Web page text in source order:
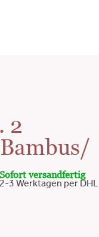
2
versandfertig
3 Werktagen per DHL